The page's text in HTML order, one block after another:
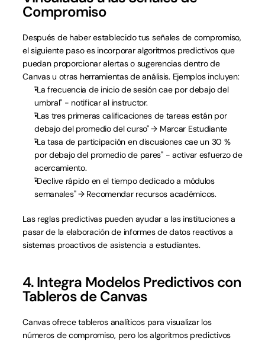
Compromiso
Después de haber establecido tus señales de compromiso,
el siguiente paso es incorporar algoritmos predictivos que
puedan proporcionar alertas o sugerencias dentro de
Canvas u otras herramientas de análisis. Ejemplos incluyen:
"La frecuencia de inicio de sesión cae por debajo del
umbral" - notificar al instructor.
"Las tres primeras calificaciones de tareas están por
debajo del promedio del curso" → Marcar Estudiante
"La tasa de participación en discusiones cae un 30 %
por debajo del promedio de pares" - activar esfuerzo de
acercamiento.
"Declive rápido en el tiempo dedicado a módulos
semanales" → Recomendar recursos académicos.
Las reglas predictivas pueden ayudar a las instituciones a
pasar de la elaboración de informes de datos reactivos a
sistemas proactivos de asistencia a estudiantes.
4. Integra Modelos Predictivos con
Tableros de Canvas
Canvas ofrece tableros analíticos para visualizar los
números de compromiso, pero los algoritmos predictivos